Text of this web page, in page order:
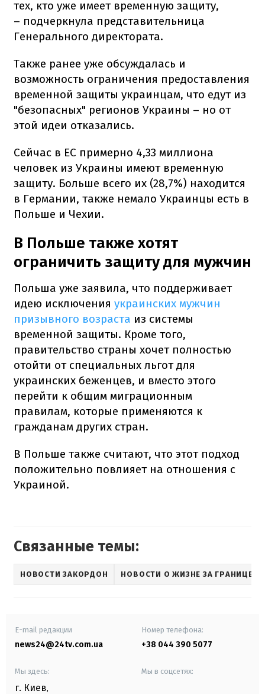
тех, кто уже имеет временную защиту,
– подчеркнула представительница
Генерального директората.
Также ранее уже обсуждалась и
возможность ограничения предоставления
временной защиты украинцам, что едут из
"безопасных" регионов Украины – но от
этой идеи отказались.
Сейчас в ЕС примерно 4,33 миллиона
человек из Украины имеют временную
защиту. Больше всего их (28,7%) находится
в Германии, также немало Украинцы есть в
Польше и Чехии.
В Польше также хотят
ограничить защиту для мужчин
Польша уже заявила, что поддерживает
идею исключения украинских мужчин
призывного возраста из системы
временной защиты. Кроме того,
правительство страны хочет полностью
отойти от специальных льгот для
украинских беженцев, и вместо этого
перейти к общим миграционным
правилам, которые применяются к
гражданам других стран.
В Польше также считают, что этот подход
положительно повлияет на отношения с
Украиной.
Связанные темы:
НОВОСТИ ЗАКОРДОН НОВОСТИ О ЖИЗНЕ ЗА ГРАНИЦЕЙ
E-mail редакции
news24@24tv.com.ua
Номер телефона:
+38 044 390 5077
Мы здесь:
г. Киев,
Мы в соцсетях: